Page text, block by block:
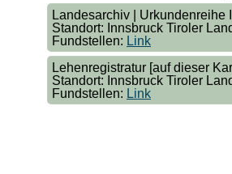
Landesarchiv | Urkundenreihe
Standort: Innsbruck Tiroler
Fundstellen: Link
Lehenregistratur [auf dieser
Standort: Innsbruck Tiroler
Fundstellen: Link